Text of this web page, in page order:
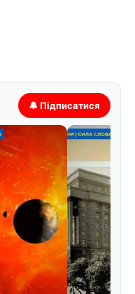
🔔 Підписатися